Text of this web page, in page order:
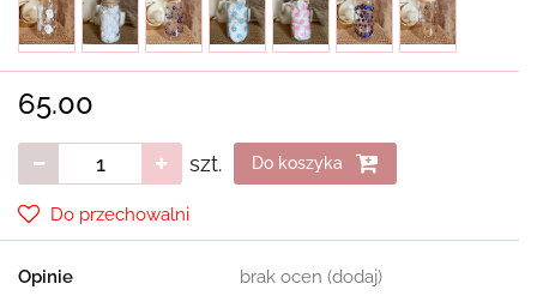
65.00
szt. Do koszyka
Do przechowalni
Opinie brak ocen (dodaj)